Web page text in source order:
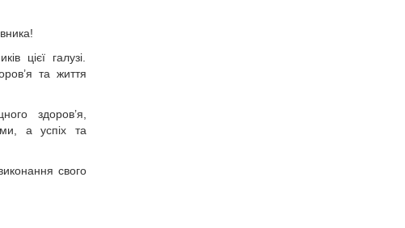
цієї галузі.
та життя
здоров’я,
а успіх та
свого